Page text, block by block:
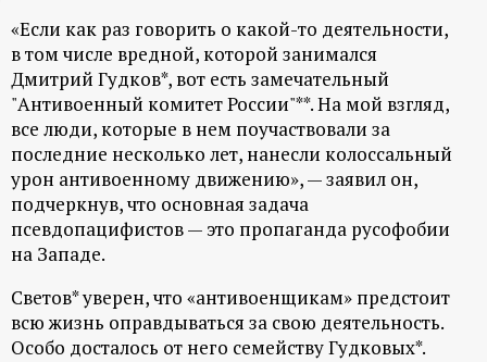
ц
и
о
н
н
ы
й
«Если как раз говорить о какой-то деятельности,
в том числе вредной, которой занимался
Дмитрий Гудков*, вот есть замечательный
"Антивоенный комитет России"**. На мой взгляд,
все люди, которые в нем поучаствовали за
последние несколько лет, нанесли колоссальный
урон антивоенному движению», — заявил он,
подчеркнув, что основная задача
псевдопацифистов — это пропаганда русофобии
на Западе.
Светов* уверен, что «антивоенщикам» предстоит
всю жизнь оправдываться за свою деятельность.
Особо досталось от него семейству Гудковых*.